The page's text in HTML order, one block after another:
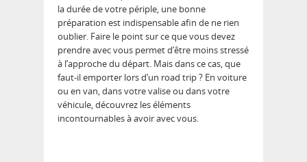
la durée de votre périple, une bonne
préparation est indispensable afin de ne rien
oublier. Faire le point sur ce que vous devez
prendre avec vous permet d’être moins stressé
à l’approche du départ. Mais dans ce cas, que
faut-il emporter lors d’un road trip ? En voiture
ou en van, dans votre valise ou dans votre
véhicule, découvrez les éléments
incontournables à avoir avec vous.